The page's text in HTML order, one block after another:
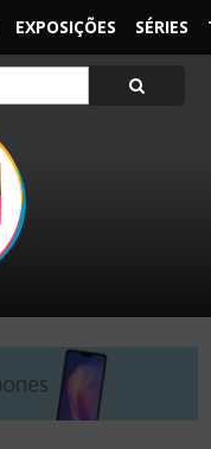
EXPOSIÇÕES SÉRIES